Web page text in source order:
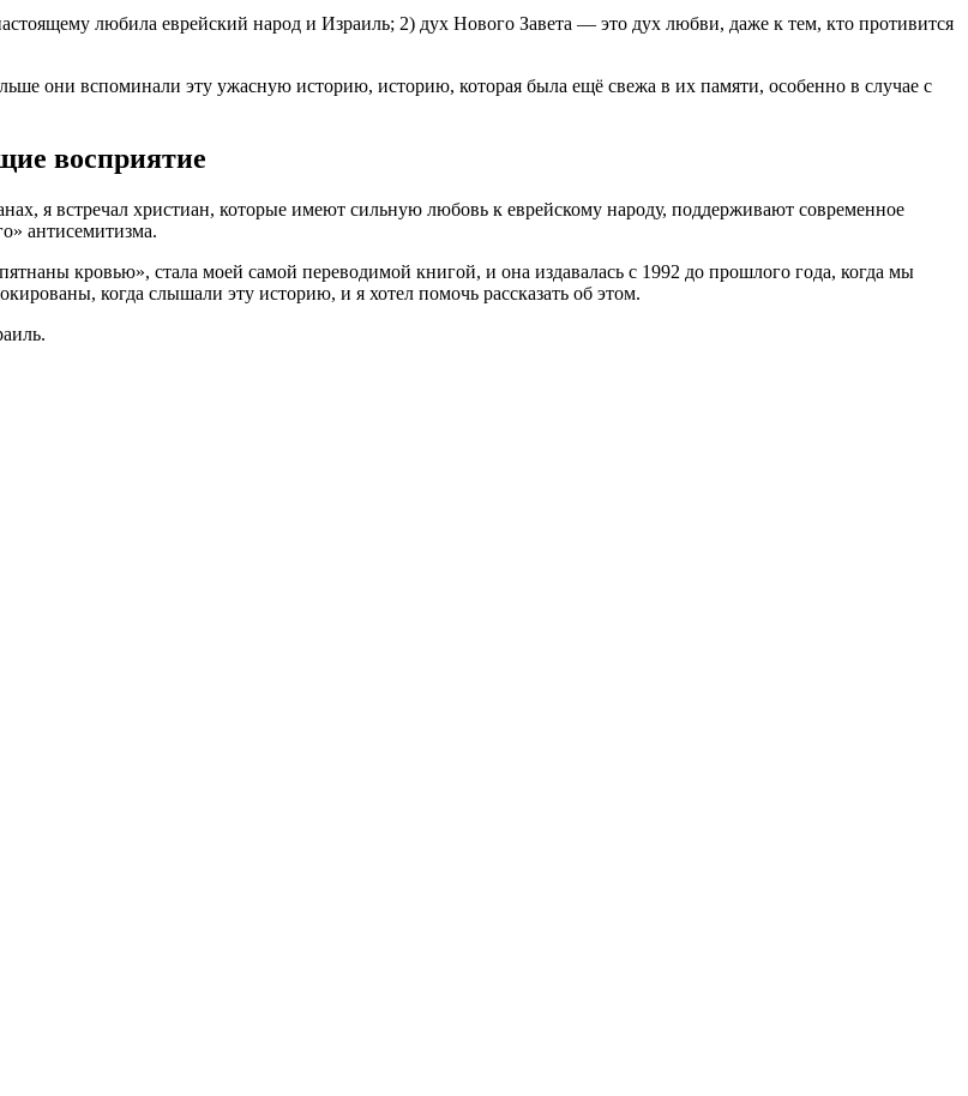
любила еврейский народ и Израиль; 2) дух Нового Завета — это дух любви, даже к тем, кто противится
они вспоминали эту ужасную историю, историю, которая была ещё свежа в их памяти, особенно в случае с
восприятие
я встречал христиан, которые имеют сильную любовь к еврейскому народу, поддерживают современное
антисемитизма.
кровью», стала моей самой переводимой книгой, и она издавалась с 1992 до прошлого года, когда мы
когда слышали эту историю, и я хотел помочь рассказать об этом.